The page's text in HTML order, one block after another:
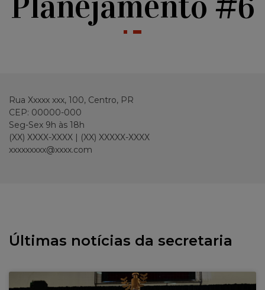
Rua Xxxxx xxx, 100, Centro, PR
CEP: 00000-000
Seg-Sex 9h às 18h
(XX) XXXX-XXXX | (XX) XXXXX-XXXX
xxxxxxxxx@xxxx.com
Últimas notícias da secretaria